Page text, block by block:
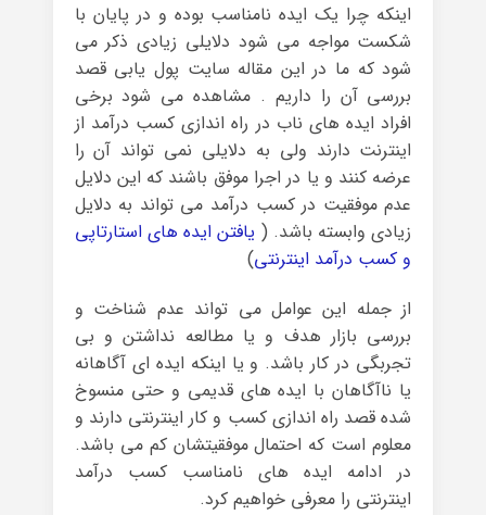
اینکه چرا یک ایده نامناسب بوده و در پایان با
شکست مواجه می شود دلایلی زیادی ذکر می
شود که ما در این مقاله سایت پول یابی قصد
بررسی آن را داریم . مشاهده می شود برخی
افراد ایده های ناب در راه اندازی کسب درآمد از
اینترنت دارند ولی به دلایلی نمی تواند آن را
عرضه کنند و یا در اجرا موفق باشند که این دلایل
عدم موفقیت در کسب درآمد می تواند به دلایل
زیادی وابسته باشد. ( یافتن ایده های استارتاپی
و کسب درآمد اینترنتی)
از جمله این عوامل می تواند عدم شناخت و
بررسی بازار هدف و یا مطالعه نداشتن و بی
تجربگی در کار باشد. و یا اینکه ایده ای آگاهانه
یا ناآگاهان با ایده های قدیمی و حتی منسوخ
شده قصد راه اندازی کسب و کار اینترنتی دارند و
معلوم است که احتمال موفقیتشان کم می باشد.
در ادامه ایده های نامناسب کسب درآمد
اینترنتی را معرفی خواهیم کرد.